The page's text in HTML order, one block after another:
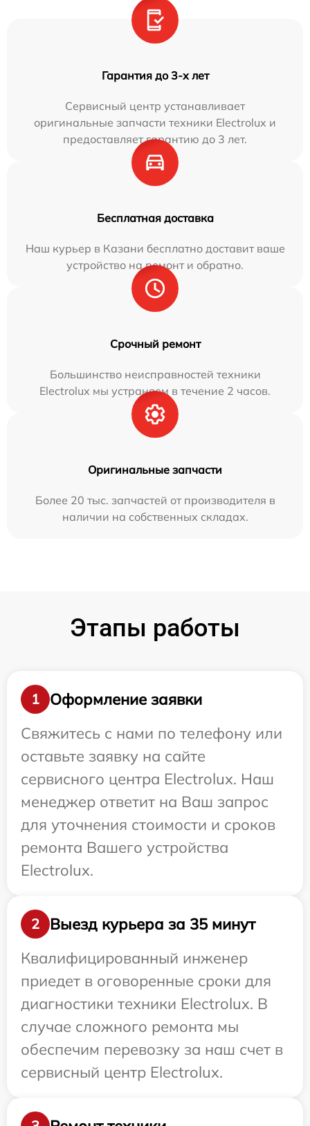
Гарантия до 3-х лет
Сервисный центр устанавливает
оригинальные запчасти техники Electrolux и
предоставляет гарантию до 3 лет.
Бесплатная доставка
Наш курьер в Казани бесплатно доставит ваше
устройство на ремонт и обратно.
Срочный ремонт
Большинство неисправностей техники
Electrolux мы устраняем в течение 2 часов.
Оригинальные запчасти
Более 20 тыс. запчастей от производителя в
наличии на собственных складах.
Этапы работы
1
Оформление заявки
Свяжитесь с нами по телефону или
оставьте заявку на сайте
сервисного центра Electrolux. Наш
менеджер ответит на Ваш запрос
для уточнения стоимости и сроков
ремонта Вашего устройства
Electrolux.
2
Выезд курьера за 35 минут
Квалифицированный инженер
приедет в оговоренные сроки для
диагностики техники Electrolux. В
случае сложного ремонта мы
обеспечим перевозку за наш счет в
сервисный центр Electrolux.